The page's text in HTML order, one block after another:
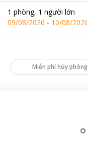
1 phòng, 1 người lớn
09/08/2026 - 10/08/
Miễn phí hủy phòng